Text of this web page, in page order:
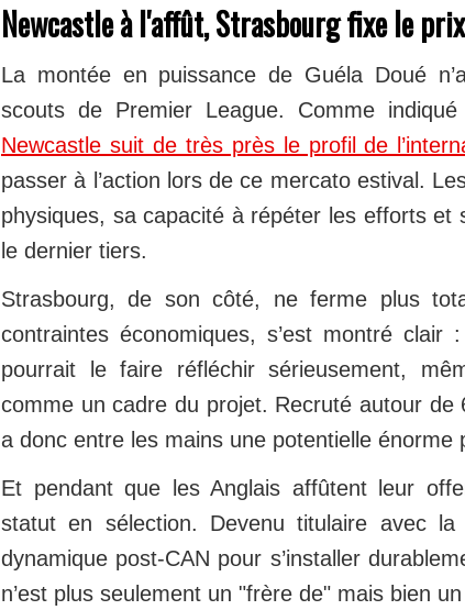
Newcastle à l'affût, Strasbourg fixe le
La montée en puissance de Guéla Doué
scouts de Premier League. Comme
Newcastle suit de très près le profil de
passer à l’action lors de ce mercato estival.
physiques, sa capacité à répéter les efforts et
le dernier tiers.
Strasbourg, de son côté, ne ferme plus
contraintes économiques, s’est montré
pourrait le faire réfléchir sérieusement,
comme un cadre du projet. Recruté autour de
a donc entre les mains une potentielle énorme
Et pendant que les Anglais affûtent leur
statut en sélection. Devenu titulaire avec
dynamique post-CAN pour s’installer
n’est plus seulement un "frère de" mais bien